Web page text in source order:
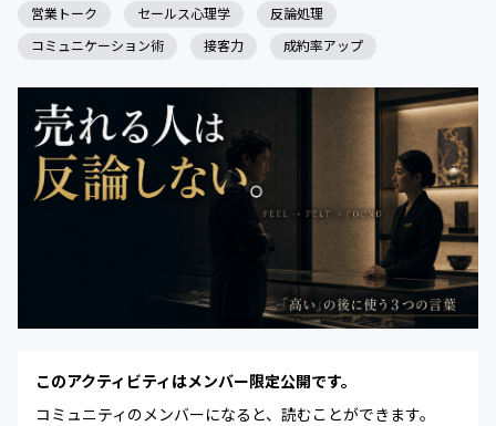
営業トーク セールス心理学
反論処理
コミュニケーション術
接客力 成約率アップ
このアクティビティはメンバー限定公開です。
コミュニティのメンバーになると、読むことができます。